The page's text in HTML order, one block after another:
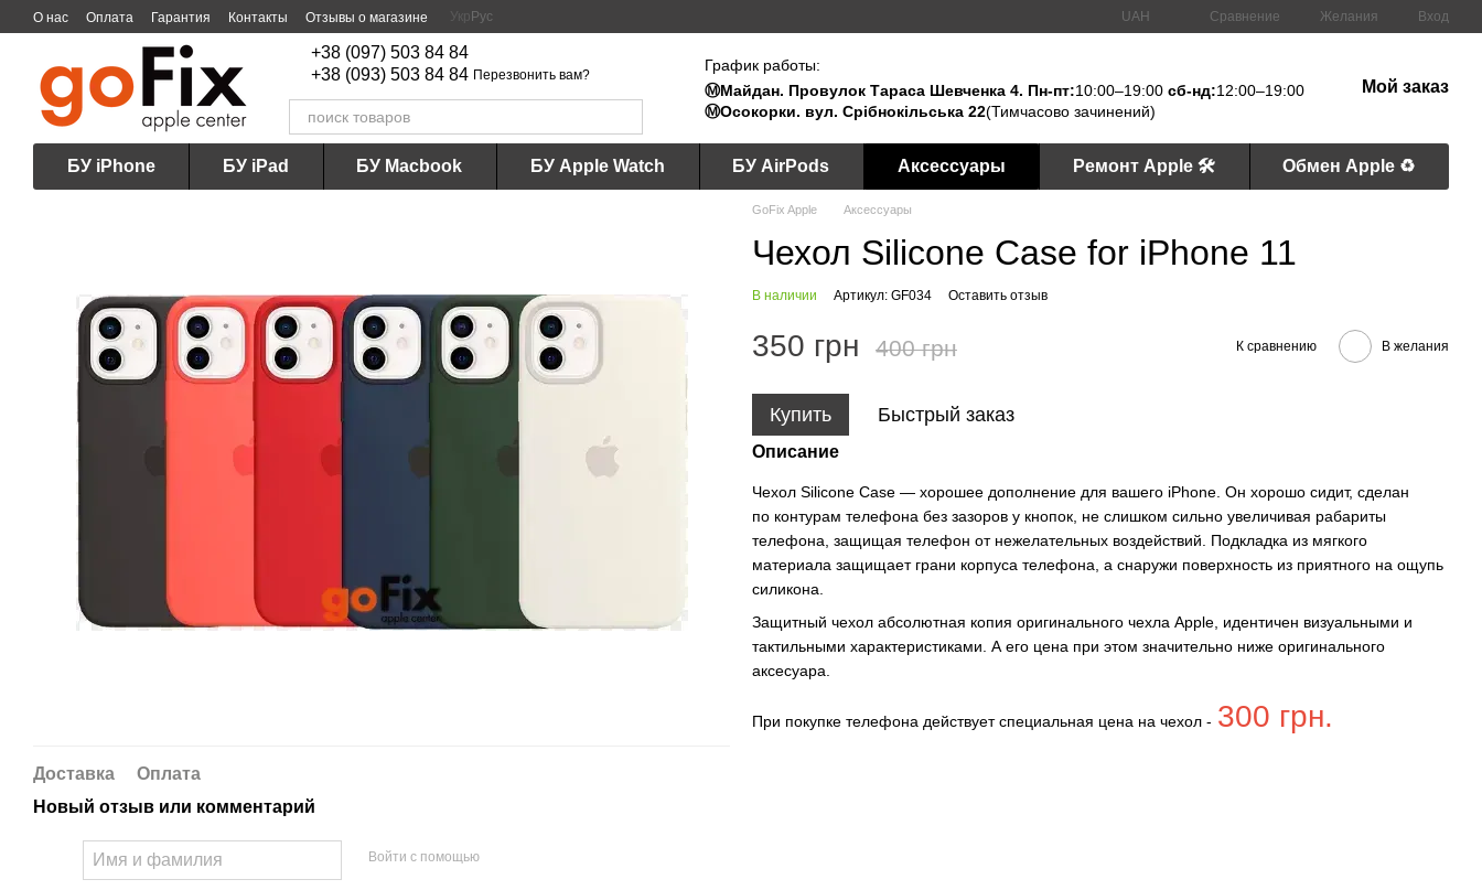
Перейти к основному контенту
О нас Оплата Гарантия Контакты Отзывы о магазине Укр Рус UAH Сравнение Желания Вход
+38 (097) 503 84 84
+38 (093) 503 84 84 Перезвонить вам?
График работы:
Ⓜ️Майдан. Провулок Тараса Шевченка 4. Пн-пт:10:00–19:00сб-нд:12:00–19:00
Ⓜ️Осокорки. вул. Срібнокільська 22(Тимчасово зачинений)
Мой заказ
БУ iPhone БУ iPad БУ Macbook БУ Apple Watch БУ AirPods Аксессуары Ремонт Apple 🛠 Обмен Apple ♻️
Доставка
Оплата
Новый отзыв или комментарий
Войти с помощью
GoFix Apple Аксессуары
Чехол Silicone Case for iPhone 11
В наличии Артикул: GF034 Оставить отзыв
350 грн 400 грн К сравнению В желания
Купить Быстрый заказ
Описание
Чехол Silicone Case — хорошее дополнение для вашего iPhone. Он хорошо сидит, сделан
по контурам телефона без зазоров у кнопок, не слишком сильно увеличивая рабариты
телефона, защищая телефон от нежелательных воздействий. Подкладка из мягкого
материала защищает грани корпуса телефона, а снаружи поверхность из приятного на ощупь
силикона.
Защитный чехол абсолютная копия оригинального чехла Apple, идентичен визуальными и
тактильными характеристиками. А его цена при этом значительно ниже оригинального
аксесуара.
При покупке телефона действует специальная цена на чехол - 300 грн.